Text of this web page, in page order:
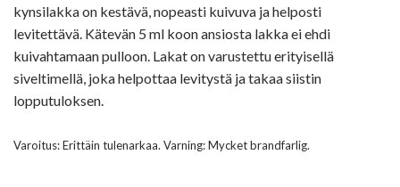
kynsilakka on kestävä, nopeasti kuivuva ja helposti
levitettävä. Kätevän 5 ml koon ansiosta lakka ei ehdi
kuivahtamaan pulloon. Lakat on varustettu erityisellä
siveltimellä, joka helpottaa levitystä ja takaa siistin
lopputuloksen.
Varoitus: Erittäin tulenarkaa. Varning: Mycket brandfarlig.